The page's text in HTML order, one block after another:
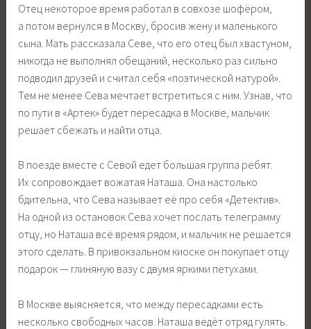
Отец некоторое время работал в совхозе шофёром,
а потом вернулся в Москву, бросив жену и маленького
сына. Мать рассказала Севе, что его отец был хвастуном,
никогда не выполнял обещаний, несколько раз сильно
подводил друзей и считал себя «поэтической натурой».
Тем не менее Сева мечтает встретиться с ним. Узнав, что
по пути в «Артек» будет пересадка в Москве, мальчик
решает сбежать и найти отца.
В поезде вместе с Севой едет большая группа ребят.
Их сопровождает вожатая Наташа. Она настолько
бдительна, что Сева называет её про себя «Детектив».
На одной из остановок Сева хочет послать телеграмму
отцу, но Наташа всё время рядом, и мальчик не решается
этого сделать. В привокзальном киоске он покупает отцу
подарок — глиняную вазу с двумя яркими петухами.
В Москве выясняется, что между пересадками есть
несколько свободных часов. Наташа ведёт отряд гулять.